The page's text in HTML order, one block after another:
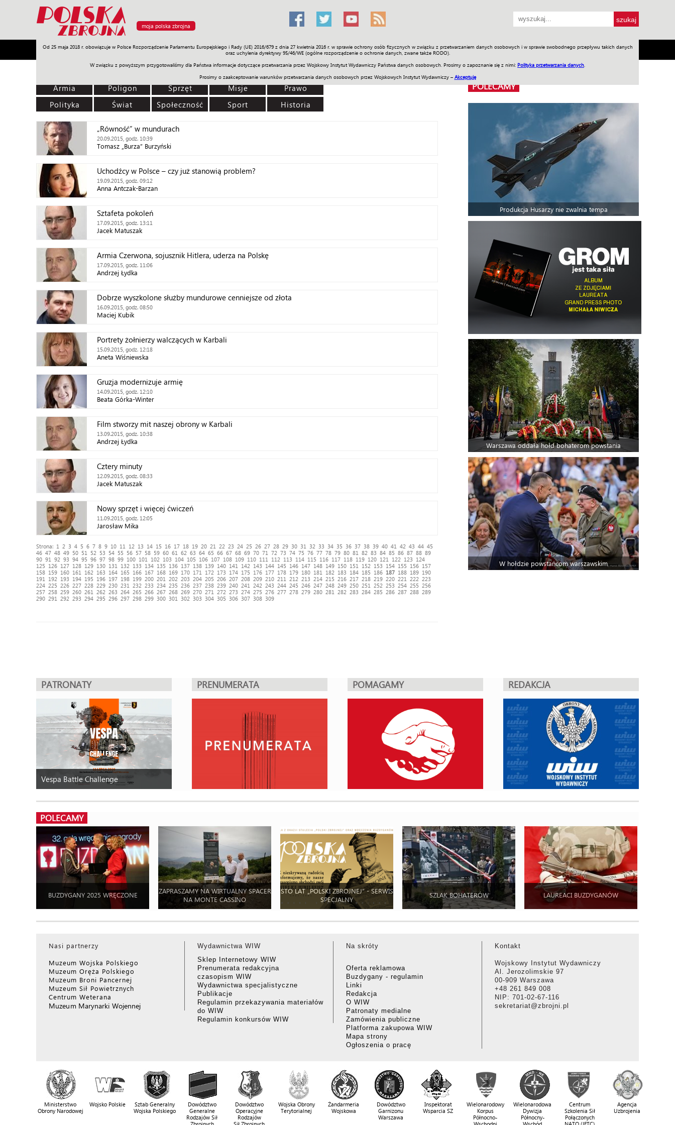
moja polska zbrojna
Od 25 maja 2018 r. obowiązuje w Polsce Rozporządzenie Parlamentu Europejskiego i Rady (UE) 2016/679 z dnia 27 kwietnia 2016 r. w sprawie ochrony osób fizycznych w związku z przetwarzaniem danych osobowych i w sprawie swobodnego przepływu takich danych
oraz uchylenia dyrektywy 95/46/WE (ogólne rozporządzenie o ochronie danych, zwane także RODO).
W związku z powyższym przygotowaliśmy dla Państwa informacje dotyczące przetwarzania przez Wojskowy Instytut Wydawniczy Państwa danych osobowych. Prosimy o zapoznanie się z nimi: Polityka przetwarzania danych
Prosimy o zaakceptowanie warunków przetwarzania danych osobowych przez Wojskowych Instytut Wydawniczy – Akceptuję
Armia Poligon Sprzęt Misje Polityka Prawo Świat Społeczność Sport Historia Galerie Wideo ENGLISH SKLEP Jednodniówki Praca w WIW
Armia Poligon Sprzęt Misje
Prawo
Polityka
Świat Społeczność Sport Historia
„Równość” w mundurach
20.09.2015, godz. 10:39
Tomasz „Burza” Burzyński
Uchodźcy w Polsce – czy już stanowią problem?
19.09.2015, godz. 09:12
Anna Antczak-Barzan
Sztafeta pokoleń
17.09.2015, godz. 13:11
Jacek Matuszak
Armia Czerwona, sojusznik Hitlera, uderza na Polskę
17.09.2015, godz. 11:06
Andrzej Łydka
Dobrze wyszkolone służby mundurowe cenniejsze od złota
16.09.2015, godz. 08:50
Maciej Kubik
Portrety żołnierzy walczących w Karbali
15.09.2015, godz. 12:18
Aneta Wiśniewska
Gruzja modernizuje armię
14.09.2015, godz. 12:10
Beata Górka-Winter
Film stworzy mit naszej obrony w Karbali
13.09.2015, godz. 10:38
Andrzej Łydka
Cztery minuty
12.09.2015, godz. 08:33
Jacek Matuszak
Nowy sprzęt i więcej ćwiczeń
11.09.2015, godz. 12:05
Jarosław Mika
Strona: 1 2 3 4 5 6 7 8 9 10 11 12 13 14 15 16 17 18 19 20 21 22 23 24 25 26 27 28 29 30 31 32 33 34 35 36 37 38 39 40 41 42 43 44 45
46 47 48 49 50 51 52 53 54 55 56 57 58 59 60 61 62 63 64 65 66 67 68 69 70 71 72 73 74 75 76 77 78 79 80 81 82 83 84 85 86 87 88 89
90 91 92 93 94 95 96 97 98 99 100 101 102 103 104 105 106 107 108 109 110 111 112 113 114 115 116 117 118 119 120 121 122 123
124
125
126 127 128 129 130 131 132 133 134 135 136 137 138 139 140 141 142 143 144 145 146 147 148 149 150 151 152 153 154 155 156 157
158 159 160 161 162 163 164 165 166 167 168 169 170 171 172 173 174 175 176 177 178 179 180 181 182 183 184 185 186 187 188 189 190
191
192 193 194 195 196 197 198 199 200 201 202 203 204 205 206 207 208 209 210 211 212 213 214 215 216 217 218 219 220 221 222
223
224 225 226 227 228 229 230 231 232 233 234 235 236 237 238 239 240 241 242 243 244 245 246 247 248 249 250 251 252 253 254 255
256
257 258 259 260 261 262 263 264 265 266 267 268 269 270 271 272 273 274 275 276 277 278 279 280 281 282 283 284 285 286 287 288 289
290 291 292 293 294 295 296 297 298 299 300 301 302 303 304 305 306 307 308 309
POLECAMY
Produkcja Husarzy nie zwalnia tempa
Warszawa oddała hołd bohaterom powstania
W hołdzie powstańcom warszawskim
PATRONATY
Vespa Battle Challenge
PRENUMERATA POMAGAMY REDAKCJA
POLECAMY
BUZDYGANY 2025 WRĘCZONE
ZAPRASZAMY NA WIRTUALNY SPACER
NA MONTE CASSINO
STO LAT „POLSKI ZBROJNEJ” - SERWIS
SPECJALNY
SZLAK BOHATERÓW LAUREACI BUZDYGANÓW
Nasi partnerzy
Muzeum Wojska Polskiego
Muzeum Oręża Polskiego
Muzeum Broni Pancernej
Muzeum Sił Powietrznych
Centrum Weterana
Muzeum Marynarki Wojennej
Wydawnictwa WIW
Sklep Internetowy WIW
Prenumerata redakcyjna
czasopism WIW
Wydawnictwa specjalistyczne
Publikacje
Regulamin przekazywania materiałów
do WIW
Regulamin konkursów WIW
Na skróty
Oferta reklamowa
Buzdygany - regulamin
Linki
Redakcja
O WIW
Patronaty medialne
Zamówienia publiczne
Platforma zakupowa WIW
Mapa strony
Ogłoszenia o pracę
Kontakt
Wojskowy Instytut Wydawniczy
Al. Jerozolimskie 97
00-909 Warszawa
+48 261 849 008
NIP: 701-02-67-116
sekretariat@zbrojni.pl
Ministerstwo
Obrony Narodowej
Wojsko Polskie
Sztab Generalny
Wojska Polskiego
Dowództwo
Generalne
Rodzajów Sił
Dowództwo
Operacyjne
Rodzajów
Wojska Obrony
Terytorialnej
Żandarmeria
Wojskowa
Dowództwo
Garnizonu
Warszawa
Inspektorat
Wsparcia SZ
Wielonarodowy
Korpus
Północno-
Wielonarodowa
Dywizja
Północny-
Centrum
Szkolenia Sił
Połączonych
Agencja
Uzbrojenia